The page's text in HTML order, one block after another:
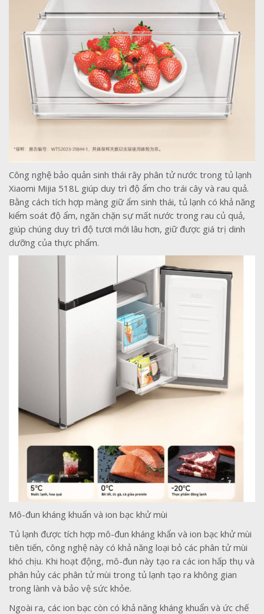
Công nghệ bảo quản sinh thái rây phân tử nước trong tủ lạnh
Xiaomi Mijia 518L giúp duy trì độ ẩm cho trái cây và rau quả.
Bằng cách tích hợp màng giữ ẩm sinh thái, tủ lạnh có khả năng
kiểm soát độ ẩm, ngăn chặn sự mất nước trong rau củ quả,
giúp chúng duy trì độ tươi mới lâu hơn, giữ được giá trị dinh
dưỡng của thực phẩm.
Mô-đun kháng khuẩn và ion bạc khử mùi
Tủ lạnh được tích hợp mô-đun kháng khẩn và ion bạc khử mùi
tiên tiến, công nghệ này có khả năng loại bỏ các phân tử mùi
khó chịu. Khi hoạt động, mô-đun này tạo ra các ion hấp thụ và
phân hủy các phân tử mùi trong tủ lạnh tạo ra không gian
trong lành và bảo vệ sức khỏe.
Ngoài ra, các ion bạc còn có khả năng kháng khuẩn và ức chế